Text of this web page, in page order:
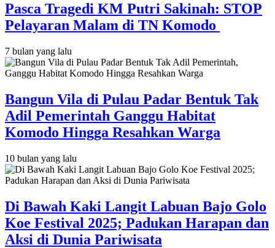
Pasca Tragedi KM Putri Sakinah: STOP
Pelayaran Malam di TN Komodo
7 bulan yang lalu
Bangun Vila di Pulau Padar Bentuk Tak
Adil Pemerintah Ganggu Habitat
Komodo Hingga Resahkan Warga
10 bulan yang lalu
Di Bawah Kaki Langit Labuan Bajo Golo
Koe Festival 2025; Padukan Harapan dan
Aksi di Dunia Pariwisata